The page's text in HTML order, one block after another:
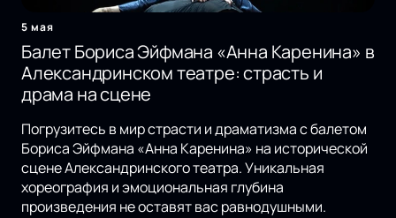
5 мая
Балет Бориса Эйфмана «Анна Каренина» в
Александринском театре: страсть и
драма на сцене
Погрузитесь в мир страсти и драматизма с балетом
Бориса Эйфмана «Анна Каренина» на исторической
сцене Александринского театра. Уникальная
хореография и эмоциональная глубина
произведения не оставят вас равнодушными.